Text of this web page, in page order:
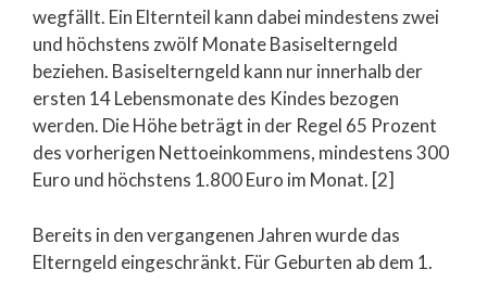
wegfällt. Ein Elternteil kann dabei mindestens zwei
und höchstens zwölf Monate Basiselterngeld
beziehen. Basiselterngeld kann nur innerhalb der
ersten 14 Lebensmonate des Kindes bezogen
werden. Die Höhe beträgt in der Regel 65 Prozent
des vorherigen Nettoeinkommens, mindestens 300
Euro und höchstens 1.800 Euro im Monat. [2]
Bereits in den vergangenen Jahren wurde das
Elterngeld eingeschränkt. Für Geburten ab dem 1.